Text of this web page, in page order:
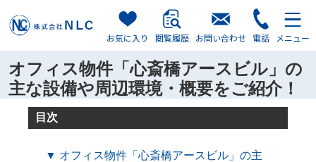
お気に入り 閲覧履歴 お問い合わせ 電話 メニュー
オフィス物件「心斎橋アースビル」の
主な設備や周辺環境・概要をご紹介！
目次
▼ オフィス物件「心斎橋アースビル」の主